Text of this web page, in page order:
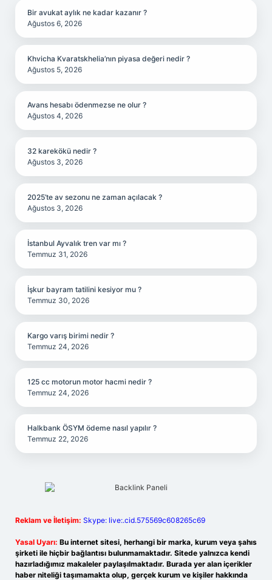
Bir avukat aylık ne kadar kazanır ?
Ağustos 6, 2026
Khvicha Kvaratskhelia’nın piyasa değeri nedir ?
Ağustos 5, 2026
Avans hesabı ödenmezse ne olur ?
Ağustos 4, 2026
32 karekökü nedir ?
Ağustos 3, 2026
2025’te av sezonu ne zaman açılacak ?
Ağustos 3, 2026
İstanbul Ayvalık tren var mı ?
Temmuz 31, 2026
İşkur bayram tatilini kesiyor mu ?
Temmuz 30, 2026
Kargo varış birimi nedir ?
Temmuz 24, 2026
125 cc motorun motor hacmi nedir ?
Temmuz 24, 2026
Halkbank ÖSYM ödeme nasıl yapılır ?
Temmuz 22, 2026
Reklam ve İletişim: Skype: live:.cid.575569c608265c69
Yasal Uyarı: Bu internet sitesi, herhangi bir marka, kurum veya şahıs
şirketi ile hiçbir bağlantısı bulunmamaktadır. Sitede yalnızca kendi
hazırladığımız makaleler paylaşılmaktadır. Burada yer alan içerikler
haber niteliği taşımamakta olup, gerçek kurum ve kişiler hakkında